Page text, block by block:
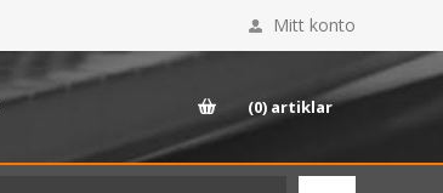
Mitt konto
(0) artiklar